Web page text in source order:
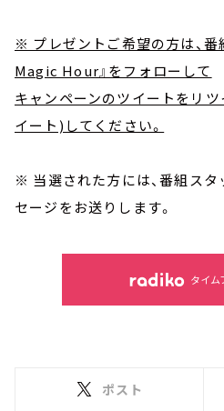
※ プレゼントご希望の方は、
Magic Hour』をフォローして
キャンペーンのツイートをリ
イート)してください。
※ 当選された方には、番組ス
セージをお送りします。
タイム
ポスト